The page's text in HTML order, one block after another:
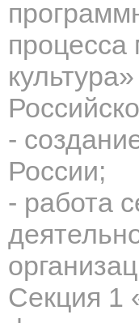
процесса
-
России;
- работа
Секция 1